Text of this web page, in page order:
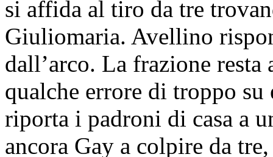
si affida al tiro da tre
Giuliomaria. Avellino
dall’arco. La frazione
qualche errore di troppo
riporta i padroni di casa a
ancora Gay a colpire da